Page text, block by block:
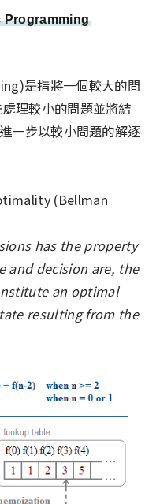
Programming
是指將一個較大的問
理較小的問題並將結
一步以較小問題的解逐
(Bellman
has the property
and decision are, the
an optimal
resulting from the